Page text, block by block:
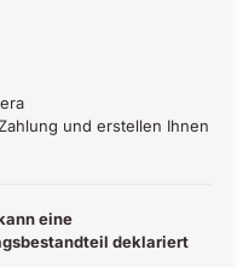
und erstellen Ihnen
eine
deklariert